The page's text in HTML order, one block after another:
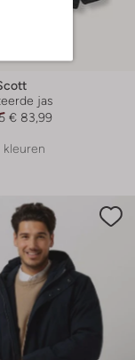
jas
€ 83,99
kleuren